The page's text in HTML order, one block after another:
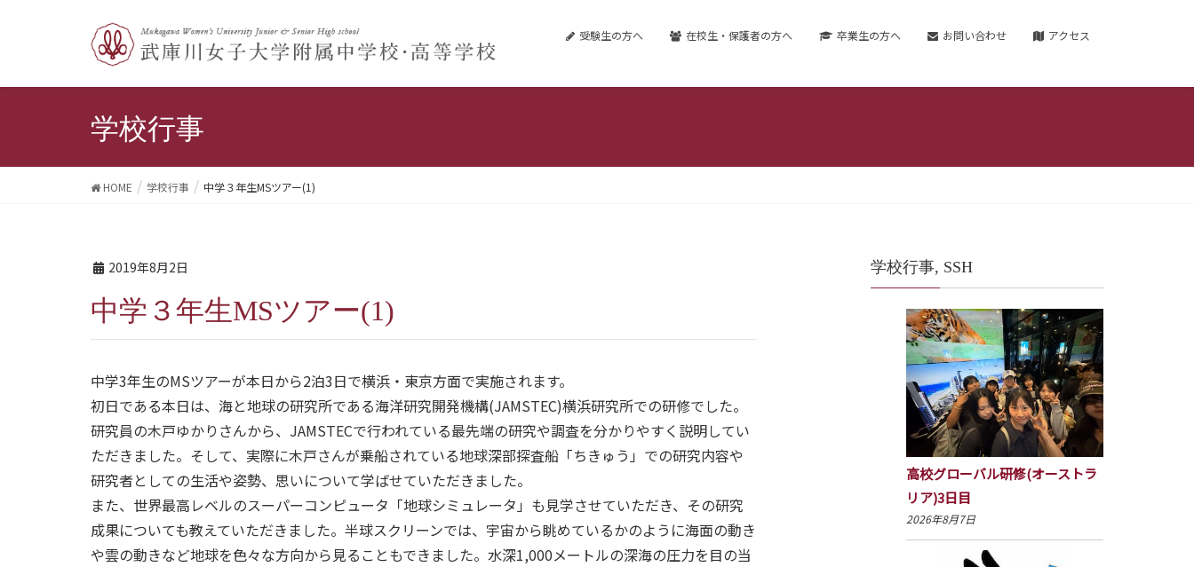
受験生の方へ 在校生・保護者の方へ 卒業生の方へ お問い合わせ アクセス
学校行事
HOME 学校行事 中学３年生MSツアー(1)
2019年8月2日
中学３年生MSツアー(1)
中学3年生のMSツアーが本日から2泊3日で横浜・東京方面で実施されます。
初日である本日は、海と地球の研究所である海洋研究開発機構(JAMSTEC)横浜研究所での研修でした。
研究員の木戸ゆかりさんから、JAMSTECで行われている最先端の研究や調査を分かりやすく説明してい
ただきました。そして、実際に木戸さんが乗船されている地球深部探査船「ちきゅう」での研究内容や
研究者としての生活や姿勢、思いについて学ばせていただきました。
また、世界最高レベルのスーパーコンピュータ「地球シミュレータ」も見学させていただき、その研究
成果についても教えていただきました。半球スクリーンでは、宇宙から眺めているかのように海面の動き
や雲の動きなど地球を色々な方向から見ることもできました。水深1,000メートルの深海の圧力を目の当
学校行事, SSH
高校グローバル研修(オーストラ
リア)3日目
2026年8月7日